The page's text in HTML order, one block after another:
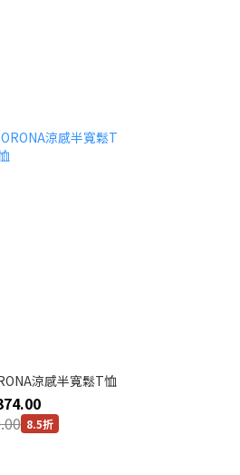
涼感半寬鬆T恤
8.5折